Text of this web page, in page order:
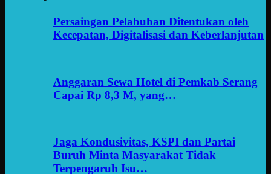
Persaingan Pelabuhan Ditentukan oleh
Kecepatan, Digitalisasi dan Keberlanjutan
Anggaran Sewa Hotel di Pemkab Serang
Capai Rp 8,3 M, yang…
Jaga Kondusivitas, KSPI dan Partai
Buruh Minta Masyarakat Tidak
Terpengaruh Isu…